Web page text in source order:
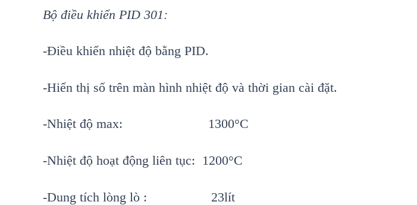
Bộ điều khiển PID 301:
-Điều khiển nhiệt độ bằng PID.
-Hiển thị số trên màn hình nhiệt độ và thời gian cài đặt.
-Nhiệt độ max: 1300°C
-Nhiệt độ hoạt động liên tục: 1200°C
-Dung tích lòng lò : 23lít